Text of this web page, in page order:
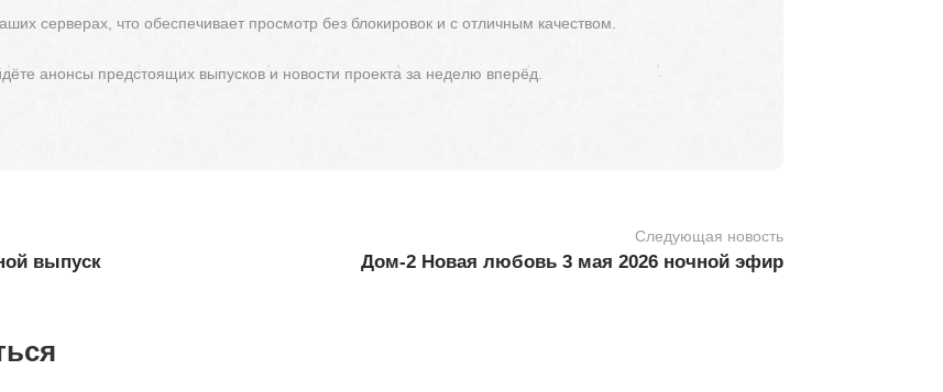
серверах, что обеспечивает просмотр без блокировок и с отличным качеством.
анонсы предстоящих выпусков и новости проекта за неделю вперёд.
выпуск
Следующая новость
Дом-2 Новая любовь 3 мая 2026 ночной эфир